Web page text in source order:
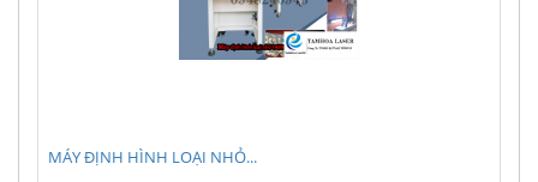
MÁY ĐỊNH HÌNH LOẠI NHỎ...